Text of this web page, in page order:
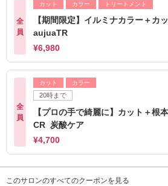
全
員
カット カラー トリートメント
【期間限定】イルミナカラー＋カ
aujuaTR
¥6,980
全
員
カット カラー
20時まで
【プロの手で綺麗に】カット＋根
CR 炭酸ケア
¥4,700
このサロンのすべてのクーポンを見る